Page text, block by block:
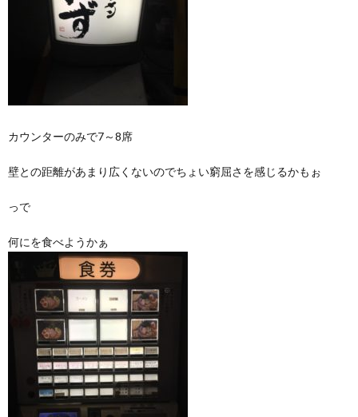
カウンターのみで7～8席
壁との距離があまり広くないのでちょい窮屈さを感じるかもぉ
っで
何にを食べようかぁ